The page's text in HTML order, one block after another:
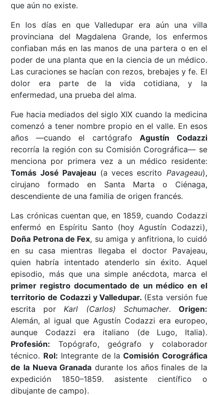
que aún no existe.
En los días en que Valledupar era aún una villa
provinciana del Magdalena Grande, los enfermos
confiaban más en las manos de una partera o en el
poder de una planta que en la ciencia de un médico.
Las curaciones se hacían con rezos, brebajes y fe. El
dolor era parte de la vida cotidiana, y la
enfermedad, una prueba del alma.
Fue hacia mediados del siglo XIX cuando la medicina
comenzó a tener nombre propio en el valle. En esos
años —cuando el cartógrafoAgustín Codazzi
recorría la región con su Comisión Corográfica— se
menciona por primera vez a un médico residente:
Tomás José Pavajeau (a veces escrito Pavageau),
cirujano formado en Santa Marta o Ciénaga,
descendiente de una familia de origen francés.
Las crónicas cuentan que, en 1859, cuando Codazzi
enfermó en Espíritu Santo (hoy Agustín Codazzi),
Doña Petrona de Fex, su amiga y anfitriona, lo cuidó
en su casa mientras llegaba el doctor Pavajeau,
quien habría intentado atenderlo sin éxito. Aquel
episodio, más que una simple anécdota, marca el
primer registro documentado de un médico en el
territorio de Codazzi y Valledupar. (Esta versión fue
escrita porKarl (Carlos) Schumacher. Origen:
Alemán, al igual que Agustín Codazzi era europeo,
aunque Codazzi era italiano (de Lugo, Italia).
Profesión: Topógrafo, geógrafo y colaborador
técnico. Rol: Integrante de laComisión Corográfica
de la Nueva Granada durante los años finales de la
expedición 1850–1859. asistente científico o
dibujante de campo).